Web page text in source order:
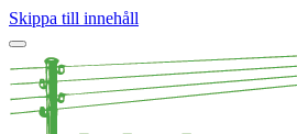
Skippa till innehåll